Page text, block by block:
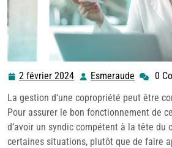
2 février 2024
2024
Esmeraude
0
La gestion d’une copropriété peut être
Pour assurer le bon fonctionnement de
d’avoir un syndic compétent à la tête du
certaines situations, plutôt que de faire